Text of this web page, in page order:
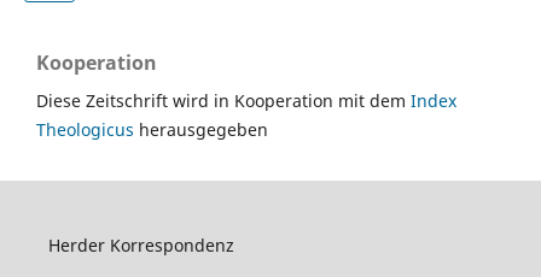
Kooperation
Diese Zeitschrift wird in Kooperation mit dem Index
Theologicus herausgegeben
Herder Korrespondenz